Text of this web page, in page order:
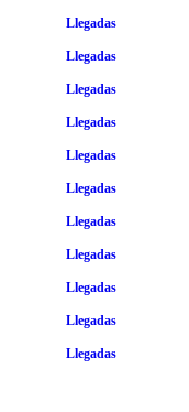
Llegadas
Llegadas
Llegadas
Llegadas
Llegadas
Llegadas
Llegadas
Llegadas
Llegadas
Llegadas
Llegadas